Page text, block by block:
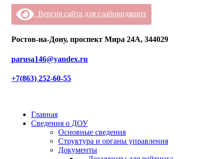
Версия сайта для слабовидящих
Ростов-на-Дону, проспект Мира 24А, 344029
parusa146@yandex.ru
+7(863) 252-60-55
Главная
Сведения о ДОУ
Основные сведения
Структура и органы управления
Документы